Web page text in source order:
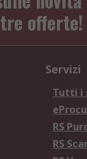
offerte!
Servizi
Tutti i
RS
RS